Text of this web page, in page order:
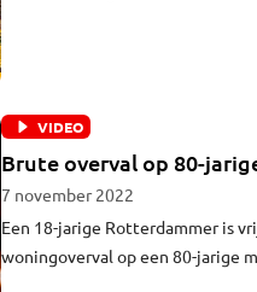
VIDEO
Brute overval op 80-
7 november 2022
Een 18-jarige Rotterdammer is
woningoverval op een 80-jarige